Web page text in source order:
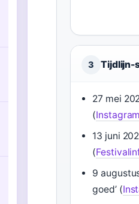
3 Tijdlijn-
27 mei
(Instagram
13 juni
(
9
goed’ (